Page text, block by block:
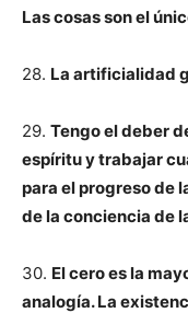
Las cosas son el
28. La artificialidad
29. Tengo el deber
espíritu y trabajar
para el progreso de
de la conciencia de
30. El cero es la
analogía. La